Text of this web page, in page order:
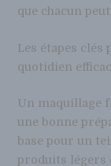
que chacun
Les étapes
quotidien
Un maquillage
une bonne
base pour un
produits légers